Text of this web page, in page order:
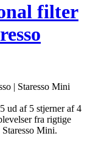
filter
| Staresso Mini
ud af 5 stjerner af 4
fra rigtige
Staresso Mini.